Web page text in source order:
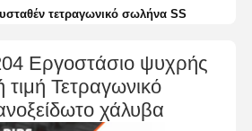
τετραγωνικό σωλήνα SS
Εργοστάσιο ψυχρής
Τετραγωνικό
χάλυβα